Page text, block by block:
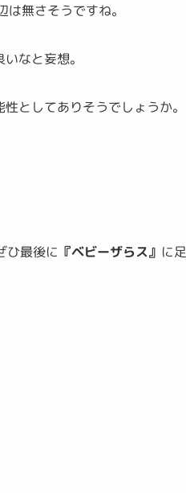
無さそうですね。
なと妄想。
としてありそうでしょうか。
ひ最後に 『ベビーザらス』 に足